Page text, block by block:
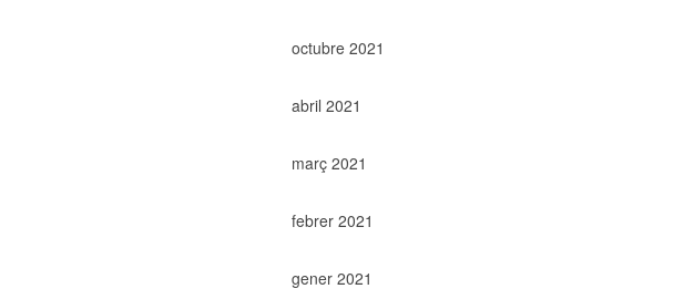
octubre 2021
abril 2021
març 2021
febrer 2021
gener 2021